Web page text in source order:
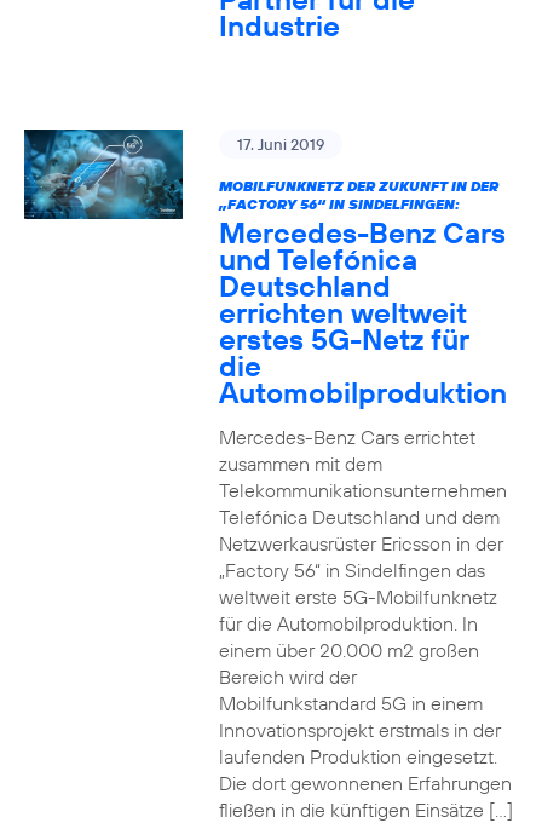
Industrie
17. Juni 2019
MOBILFUNKNETZ DER ZUKUNFT IN DER
„FACTORY 56“ IN SINDELFINGEN:
Mercedes-Benz Cars
und Telefónica
Deutschland
errichten weltweit
erstes 5G-Netz für
die
Automobilproduktion
Mercedes-Benz Cars errichtet
zusammen mit dem
Telekommunikationsunternehmen
Telefónica Deutschland und dem
Netzwerkausrüster Ericsson in der
„Factory 56“ in Sindelfingen das
weltweit erste 5G-Mobilfunknetz
für die Automobilproduktion. In
einem über 20.000 m2 großen
Bereich wird der
Mobilfunkstandard 5G in einem
Innovationsprojekt erstmals in der
laufenden Produktion eingesetzt.
Die dort gewonnenen Erfahrungen
fließen in die künftigen Einsätze […]